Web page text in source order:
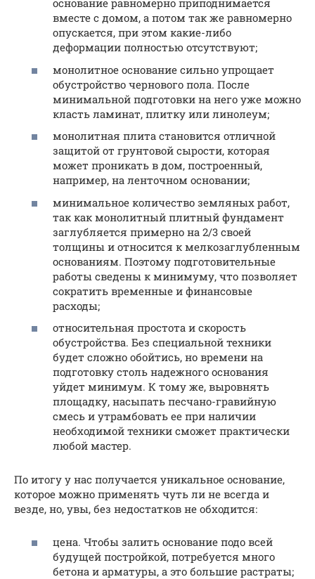
основание равномерно приподнимается
вместе с домом, а потом так же равномерно
опускается, при этом какие-либо
деформации полностью отсутствуют;
монолитное основание сильно упрощает
обустройство чернового пола. После
минимальной подготовки на него уже можно
класть ламинат, плитку или линолеум;
монолитная плита становится отличной
защитой от грунтовой сырости, которая
может проникать в дом, построенный,
например, на ленточном основании;
минимальное количество земляных работ,
так как монолитный плитный фундамент
заглубляется примерно на 2/3 своей
толщины и относится к мелкозаглубленным
основаниям. Поэтому подготовительные
работы сведены к минимуму, что позволяет
сократить временные и финансовые
расходы;
относительная простота и скорость
обустройства. Без специальной техники
будет сложно обойтись, но времени на
подготовку столь надежного основания
уйдет минимум. К тому же, выровнять
площадку, насыпать песчано-гравийную
смесь и утрамбовать ее при наличии
необходимой техники сможет практически
любой мастер.
По итогу у нас получается уникальное основание,
которое можно применять чуть ли не всегда и
везде, но, увы, без недостатков не обходится:
цена. Чтобы залить основание подо всей
будущей постройкой, потребуется много
бетона и арматуры, а это большие растраты;